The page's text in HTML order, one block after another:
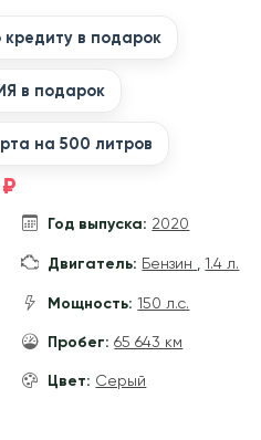
в подарок
в подарок
на 500 литров
Год выпуска: 2020
Двигатель: Бензин ,1.4 л.
Мощность: 150 л.с.
Пробег: 65 643 км
Цвет: Серый